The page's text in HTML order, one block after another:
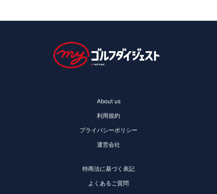
About us
利用規約
プライバシーポリシー
運営会社
特商法に基づく表記
よくあるご質問